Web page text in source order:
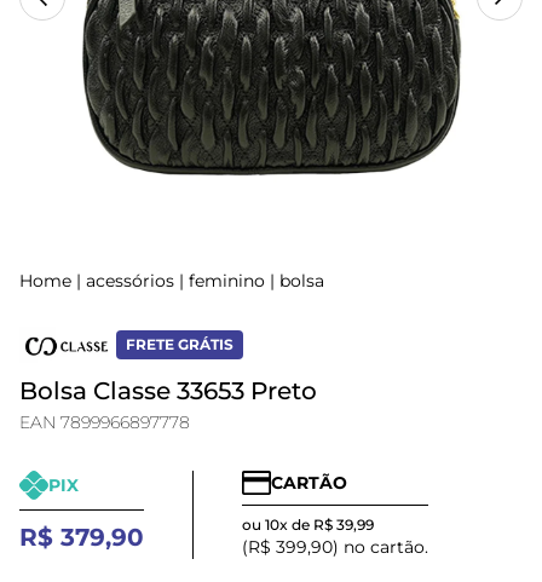
Home | acessórios | feminino | bolsa
FRETE GRÁTIS
Bolsa Classe 33653 Preto
EAN 7899966897778
PIX
R$ 379,90
CARTÃO
ou 10x de R$ 39,99
(R$ 399,90) no cartão.